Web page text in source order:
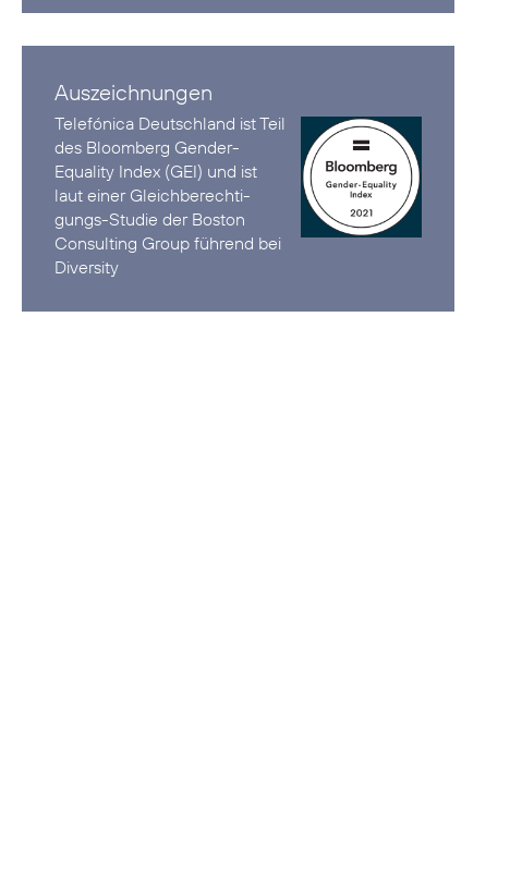
Auszeichnungen
Telefónica Deutschland istTeil
des Bloomberg Gender-
Equality Index (GEI) und ist
laut einer Gleich­berechti­
gungs-Studie der Boston
Consulting Groupführend bei
Diversity